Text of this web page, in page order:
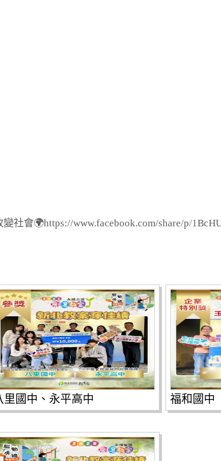
社會🌍https://www.facebook.com/share/p/
里國中、永平高中 福和國中